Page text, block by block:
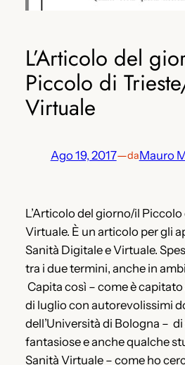
L’Articolo del
Piccolo di
Virtuale
Ago 19, 2017—daMauro
L’Articolo del giorno/il
Virtuale. È un articolo per gli
Sanità Digitale e Virtuale.
tra i due termini, anche in
Capita così – come è
di luglio con autorevolissimi
dell’Università di Bologna –
fantasiose e anche qualche
Sanità Virtuale – come ho